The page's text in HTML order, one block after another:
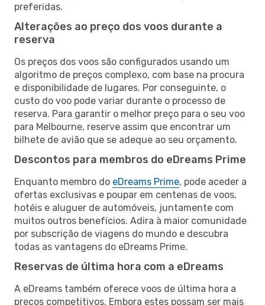
preferidas.
Alterações ao preço dos voos durante a
reserva
Os preços dos voos são configurados usando um
algoritmo de preços complexo, com base na procura
e disponibilidade de lugares. Por conseguinte, o
custo do voo pode variar durante o processo de
reserva. Para garantir o melhor preço para o seu voo
para Melbourne, reserve assim que encontrar um
bilhete de avião que se adeque ao seu orçamento.
Descontos para membros do eDreams Prime
Enquanto membro do eDreams Prime, pode aceder a
ofertas exclusivas e poupar em centenas de voos,
hotéis e aluguer de automóveis, juntamente com
muitos outros benefícios. Adira à maior comunidade
por subscrição de viagens do mundo e descubra
todas as vantagens do eDreams Prime.
Reservas de última hora com a eDreams
A eDreams também oferece voos de última hora a
preços competitivos. Embora estes possam ser mais